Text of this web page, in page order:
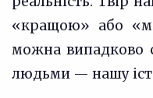
«кращою» або
можна випадково
людьми — нашу